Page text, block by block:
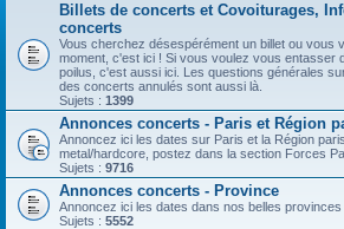
Billets de concerts et Covoiturages,
concerts
Vous cherchez désespérément un billet ou vous
moment, c'est ici ! Si vous voulez vous entasser
poilus, c'est aussi ici. Les questions générales
des concerts annulés sont aussi là.
Sujets : 1399
Annonces concerts - Paris et Région
Annoncez ici les dates sur Paris et la Région
metal/hardcore, postez dans la section Forces
Sujets : 9716
Annonces concerts - Province
Annoncez ici les dates dans nos belles provinces
Sujets : 5552